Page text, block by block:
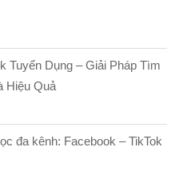
Tuyển Dụng – Giải Pháp Tìm
Hiệu Quả
đa kênh: Facebook – TikTok